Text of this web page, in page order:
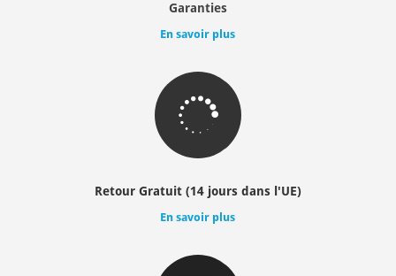
Garanties
En savoir plus

Retour Gratuit (14 jours dans l'UE)
En savoir plus